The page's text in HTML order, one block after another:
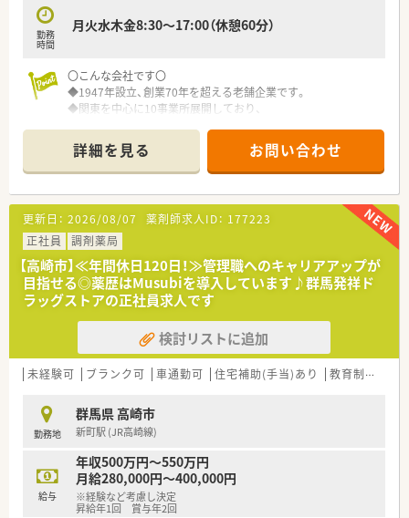
の健康生活を直接支える大きなやりがいがあります。
■大手グループならではの安定した経営基盤と、地域密着型企業
ならではの温かさを併せ持つ点がおすすめです。
制度が整っており長く安心して勤務できます。
勤務
時間
月火水木金8:30～17:00（休憩60分）
〇こんな会社です〇
◆1947年設立、創業70年を超える老舗企業です。
◆関東を中心に10事業所展開しており、
です。
◆人と動物の健康づくりに努めており、
これまでのに200社以上の製薬会社・動物医療関係者との取引実
績がございます。
〇求人について〇
医薬品卸の営業所内での一般薬剤師の募集です。
簡単なPC作業をメインに対応いただくため、
基本的な操作ができれば企業での就業経験なく
ご活躍いただける環境です。
〇働き方について〇
平日8：30-17：00の勤務で、
皆さん残業なく定時で帰宅されています。
土日固定休みで年間休日は125日♪
また30歳まで・独身の方には住居の用意も可能です。
〇応募について〇
ご入社時期について、お気軽にご相談下さい！
ご応募の際に履歴書・職務経歴書が必要となります。
まずは詳細を聞いてみたい等のお問い合わせも歓迎です♪
詳細を見る お問い合わせ
更新日： 2026/08/07 薬剤師求人ID： 177223
正社員
調剤薬局
【高崎市】≪年間休日120日！≫管理職へのキャリアアップが
目指せる◎薬歴はMusubiを導入しています♪群馬発祥ド
ラッグストアの正社員求人です
検討リストに追加
未経験可 ブランク可 車通勤可 住宅補助(手当)あり 教育制度あり
勤務地
群馬県 高崎市
新町駅 (JR高崎線)
給与
年収500万円～550万円
月給280,000円～400,000円
※経験など考慮し決定
昇給年1回 賞与年2回